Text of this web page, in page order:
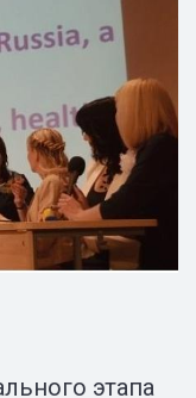
этапа